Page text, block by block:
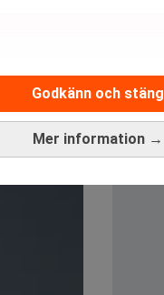
Mer information →
Godkänn och stäng